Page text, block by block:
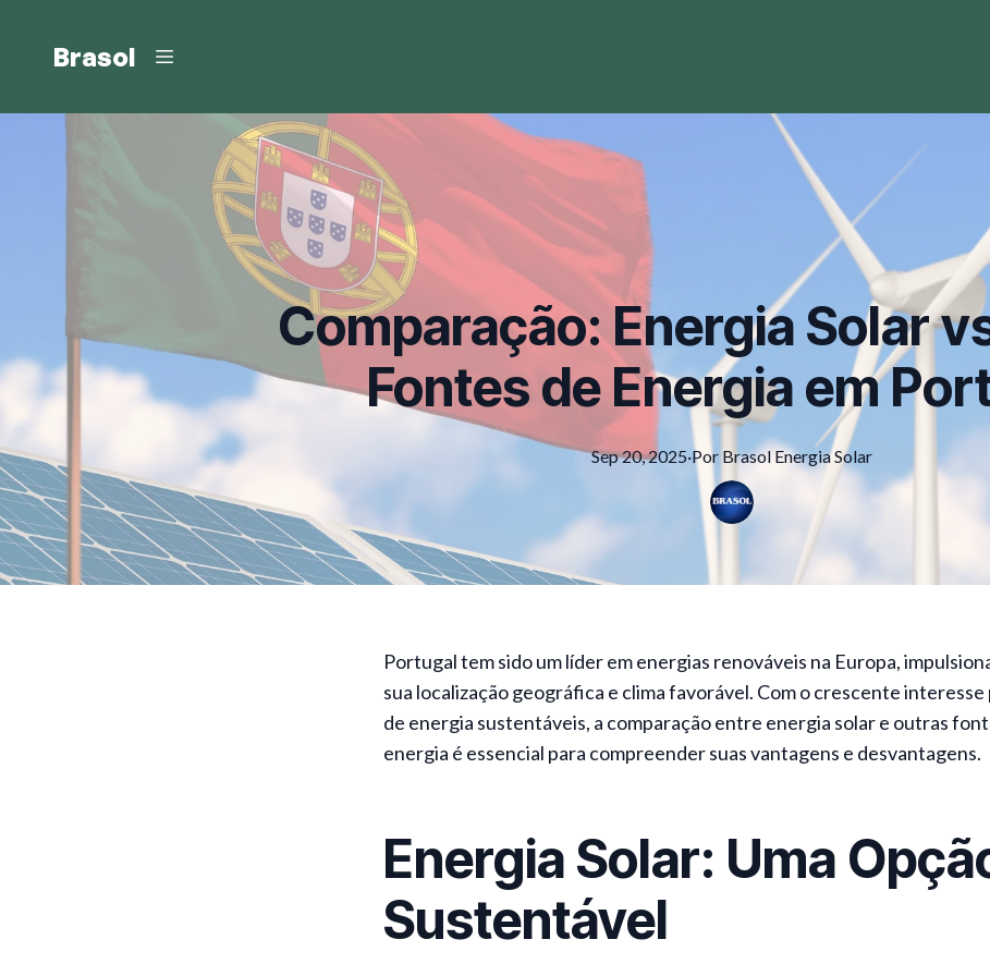
Brasol
Comparação: Energia Solar
Fontes de Energia em
Sep 20, 2025·Por BrasolEnergia Solar
Portugal tem sido um líder em energias renováveis na Europa,
sua localização geográfica e clima favorável. Com o crescente
de energia sustentáveis, a comparação entre energia solar e outras
energia é essencial para compreender suas vantagens e desvantagens.
Energia Solar: Uma
Sustentável